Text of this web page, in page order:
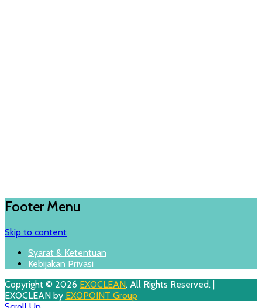
Footer Menu
Skip to content
Syarat & Ketentuan
Kebijakan Privasi
Copyright © 2026 EXOCLEAN. All Rights Reserved. |
EXOCLEAN by EXOPOINT Group